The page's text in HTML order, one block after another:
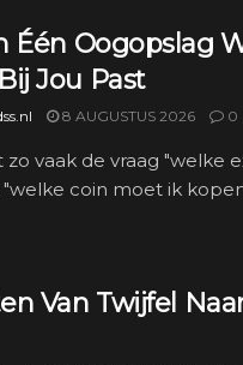
Één Oogopslag
Jou Past
8 AUGUSTUS 2026 0
zo vaak de vraag "welke
coin moet ik
Van Twijfel